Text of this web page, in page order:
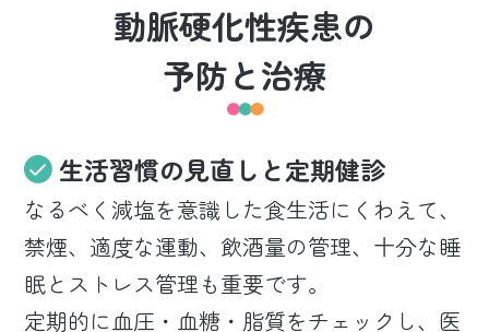
動脈硬化性疾患の
予防と治療
生活習慣の見直しと定期健診
なるべく減塩を意識した食生活にくわえて、
禁煙、適度な運動、飲酒量の管理、十分な睡
眠とストレス管理も重要です。
定期的に血圧・血糖・脂質をチェックし、医